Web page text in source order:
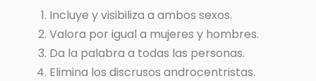
Incluye y visibiliza a ambos sexos.
Valora por igual a mujeres y hombres.
Da la palabra a todas las personas.
Elimina los discrusos androcentristas.